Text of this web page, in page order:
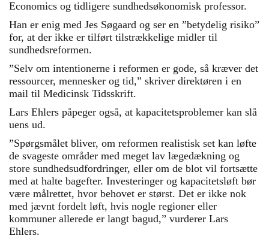
Economics og tidligere sundhedsøkonomisk professor.
Han er enig med Jes Søgaard og ser en ”betydelig risiko”
for, at der ikke er tilført tilstrækkelige midler til
sundhedsreformen.
”Selv om intentionerne i reformen er gode, så kræver det
ressourcer, mennesker og tid,” skriver direktøren i en
mail til Medicinsk Tidsskrift.
Lars Ehlers påpeger også, at kapacitetsproblemer kan slå
uens ud.
”Spørgsmålet bliver, om reformen realistisk set kan løfte
de svageste områder med meget lav lægedækning og
store sundhedsudfordringer, eller om de blot vil fortsætte
med at halte bagefter. Investeringer og kapacitetsløft bør
være målrettet, hvor behovet er størst. Det er ikke nok
med jævnt fordelt løft, hvis nogle regioner eller
kommuner allerede er langt bagud,” vurderer Lars
Ehlers.